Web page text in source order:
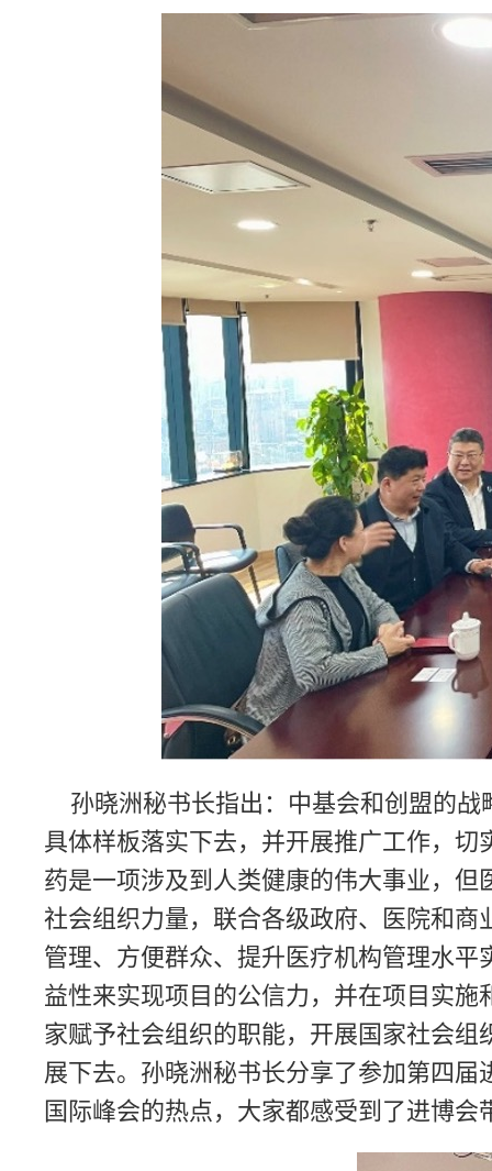
孙晓洲秘书长指出：中基会和创盟的战
具体样板落实下去，并开展推广工作，
药是一项涉及到人类健康的伟大事业，
社会组织力量，联合各级政府、医院和
管理、方便群众、提升医疗机构管理水平
益性来实现项目的公信力，并在项目实
家赋予社会组织的职能，开展国家社会
展下去。孙晓洲秘书长分享了参加第四
国际峰会的热点，大家都感受到了进博